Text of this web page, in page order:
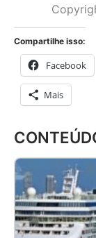
Compartilhe isso:
Facebook
Mais